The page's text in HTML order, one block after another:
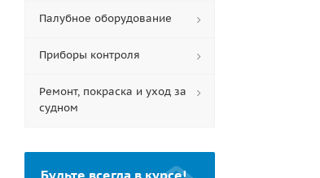
Палубное оборудование
Приборы контроля
Ремонт, покраска и уход за
судном
Будьте всегда в курсе!